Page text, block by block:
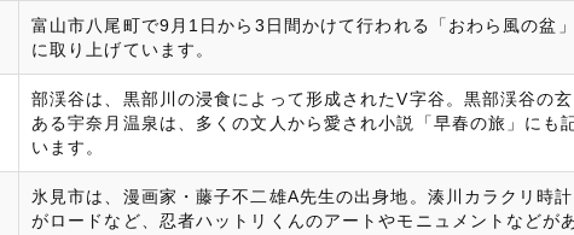
富山市八尾町で9月1日から3日間かけて行われる「おわら風の盆
に取り上げています。
部渓谷は、黒部川の浸食によって形成されたV字谷。黒部渓谷の
ある宇奈月温泉は、多くの文人から愛され小説「早春の旅」にも
います。
氷見市は、漫画家・藤子不二雄A先生の出身地。湊川カラクリ時
がロードなど、忍者ハットリくんのアートやモニュメントなどが